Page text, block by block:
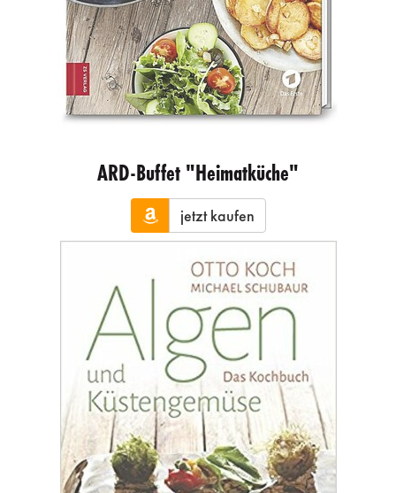
ARD-Buffet "Heimatküche"
jetzt kaufen